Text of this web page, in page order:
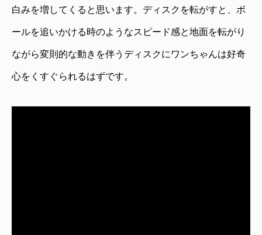
白みを増してくると思います。ディスクを転がすと、ボ
ールを追いかける時のようなスピード感と地面を転がり
ながら変則的な動きを伴うディスクにワンちゃんは好奇
心をくすぐられるはずです。